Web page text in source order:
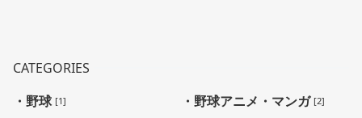
CATEGORIES
・野球 [1] ・野球アニメ・マンガ [2]